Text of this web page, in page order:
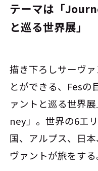
テーマは「
と巡る世界展」
描き下ろしサーヴ
とができる、Fesの
ァントと巡る世界
ney」。世界の6エ
国、アルプス、日
ヴァントが旅をする